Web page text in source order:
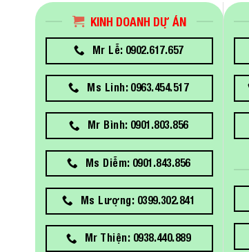
KINH DOANH DỰ ÁN
Mr Lễ: 0902.617.657
Ms Linh: 0963.454.517
Mr Bình: 0901.803.856
Ms Diễm: 0901.843.856
Ms Lượng: 0399.302.841
Mr Thiện: 0938.440.889